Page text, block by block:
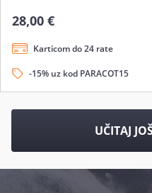
28,00 €
Karticom do 24 rate
-15% uz kod PARACOT15
UČITAJ